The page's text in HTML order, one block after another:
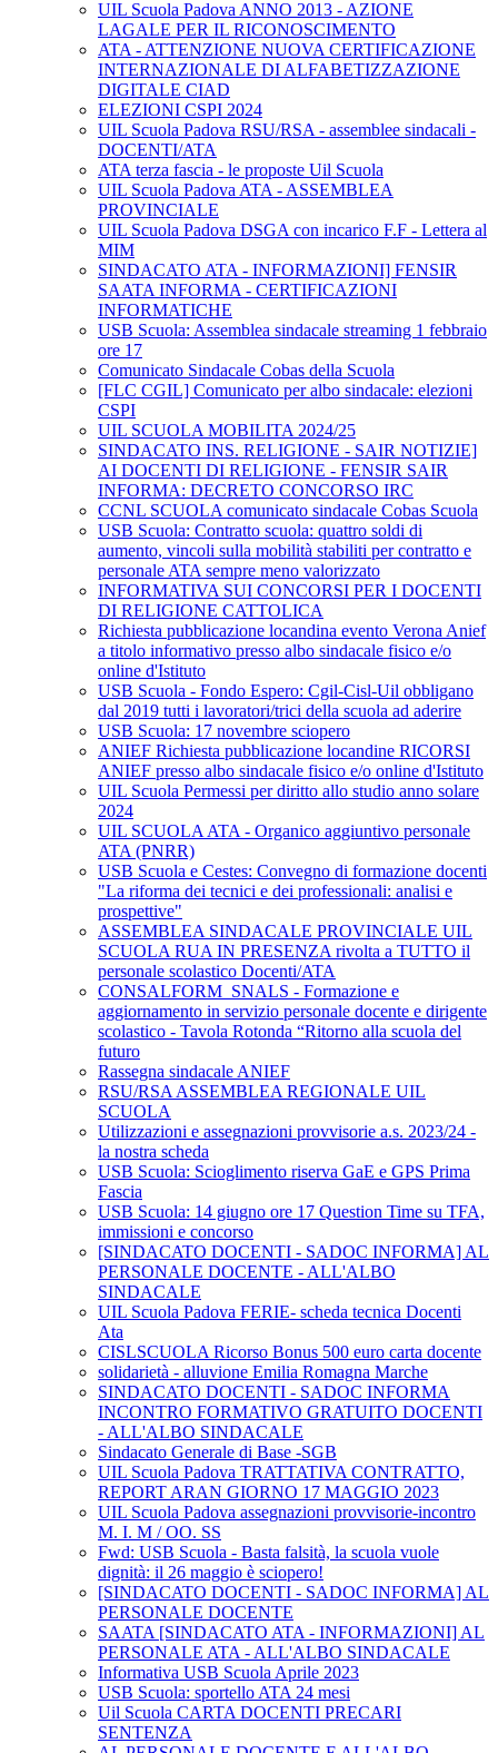
UIL Scuola Padova ANNO 2013 - AZIONE
LAGALE PER IL RICONOSCIMENTO
ATA - ATTENZIONE NUOVA CERTIFICAZIONE
INTERNAZIONALE DI ALFABETIZZAZIONE
DIGITALE CIAD
ELEZIONI CSPI 2024
UIL Scuola Padova RSU/RSA - assemblee sindacali -
DOCENTI/ATA
ATA terza fascia - le proposte Uil Scuola
UIL Scuola Padova ATA - ASSEMBLEA
PROVINCIALE
UIL Scuola Padova DSGA con incarico F.F - Lettera al
MIM
SINDACATO ATA - INFORMAZIONI] FENSIR
SAATA INFORMA - CERTIFICAZIONI
INFORMATICHE
USB Scuola: Assemblea sindacale streaming 1 febbraio
ore 17
Comunicato Sindacale Cobas della Scuola
[FLC CGIL] Comunicato per albo sindacale: elezioni
CSPI
UIL SCUOLA MOBILITA 2024/25
SINDACATO INS. RELIGIONE - SAIR NOTIZIE]
AI DOCENTI DI RELIGIONE - FENSIR SAIR
INFORMA: DECRETO CONCORSO IRC
CCNL SCUOLA comunicato sindacale Cobas Scuola
USB Scuola: Contratto scuola: quattro soldi di
aumento, vincoli sulla mobilità stabiliti per contratto e
personale ATA sempre meno valorizzato
INFORMATIVA SUI CONCORSI PER I DOCENTI
DI RELIGIONE CATTOLICA
Richiesta pubblicazione locandina evento Verona Anief
a titolo informativo presso albo sindacale fisico e/o
online d'Istituto
USB Scuola - Fondo Espero: Cgil-Cisl-Uil obbligano
dal 2019 tutti i lavoratori/trici della scuola ad aderire
USB Scuola: 17 novembre sciopero
ANIEF Richiesta pubblicazione locandine RICORSI
ANIEF presso albo sindacale fisico e/o online d'Istituto
UIL Scuola Permessi per diritto allo studio anno solare
2024
UIL SCUOLA ATA - Organico aggiuntivo personale
ATA (PNRR)
USB Scuola e Cestes: Convegno di formazione docenti
"La riforma dei tecnici e dei professionali: analisi e
prospettive"
ASSEMBLEA SINDACALE PROVINCIALE UIL
SCUOLA RUA IN PRESENZA rivolta a TUTTO il
personale scolastico Docenti/ATA
CONSALFORM_SNALS - Formazione e
aggiornamento in servizio personale docente e dirigente
scolastico - Tavola Rotonda “Ritorno alla scuola del
futuro
Rassegna sindacale ANIEF
RSU/RSA ASSEMBLEA REGIONALE UIL
SCUOLA
Utilizzazioni e assegnazioni provvisorie a.s. 2023/24 -
la nostra scheda
USB Scuola: Scioglimento riserva GaE e GPS Prima
Fascia
USB Scuola: 14 giugno ore 17 Question Time su TFA,
immissioni e concorso
[SINDACATO DOCENTI - SADOC INFORMA] AL
PERSONALE DOCENTE - ALL'ALBO
SINDACALE
UIL Scuola Padova FERIE- scheda tecnica Docenti
Ata
CISLSCUOLA Ricorso Bonus 500 euro carta docente
solidarietà - alluvione Emilia Romagna Marche
SINDACATO DOCENTI - SADOC INFORMA
INCONTRO FORMATIVO GRATUITO DOCENTI
- ALL'ALBO SINDACALE
Sindacato Generale di Base -SGB
UIL Scuola Padova TRATTATIVA CONTRATTO,
REPORT ARAN GIORNO 17 MAGGIO 2023
UIL Scuola Padova assegnazioni provvisorie-incontro
M. I. M / OO. SS
Fwd: USB Scuola - Basta falsità, la scuola vuole
dignità: il 26 maggio è sciopero!
[SINDACATO DOCENTI - SADOC INFORMA] AL
PERSONALE DOCENTE
SAATA [SINDACATO ATA - INFORMAZIONI] AL
PERSONALE ATA - ALL'ALBO SINDACALE
Informativa USB Scuola Aprile 2023
USB Scuola: sportello ATA 24 mesi
Uil Scuola CARTA DOCENTI PRECARI
SENTENZA